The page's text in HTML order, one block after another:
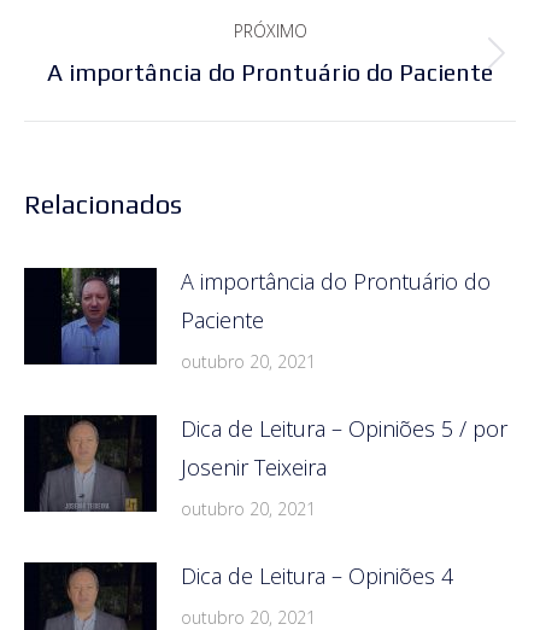
PRÓXIMO
Próximo
A importância do Prontuário do Paciente
Relacionados
A importância do Prontuário do
Paciente
outubro 20, 2021
Dica de Leitura – Opiniões 5 / por
Josenir Teixeira
outubro 20, 2021
Dica de Leitura – Opiniões 4
outubro 20, 2021